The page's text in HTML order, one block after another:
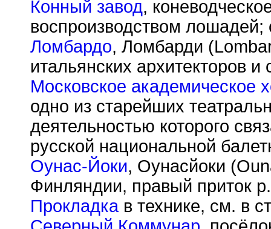
Конный завод,
воспроизводством лошадей;
Ломбардо, Ломбарди
итальянских архитекторов и
Московское академическое
одно из старейших
деятельностью которого
русской национальной
Оунас-Йоки, Оунасйоки
Финляндии, правый приток р.
Прокладкав технике, см. в